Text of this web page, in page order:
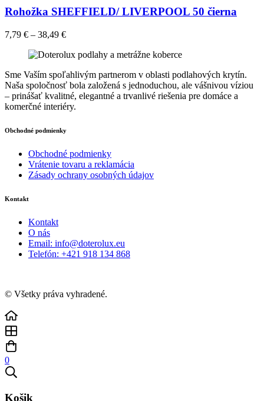
stránke
produktu.
viacero
variantov.
Možnosti
si
môžete
vybrať
na
stránke
produktu.
Rohožka SHEFFIELD/ LIVERPOOL 50 čierna
7,79 € – 38,49 €
Sme Vaším spoľahlivým partnerom v oblasti podlahových krytín.
Naša spoločnosť bola založená s jednoduchou, ale vášnivou víziou
– prinášať kvalitné, elegantné a trvanlivé riešenia pre domáce a
komerčné interiéry.
Obchodné podmienky
Obchodné podmienky
Vrátenie tovaru a reklamácia
Zásady ochrany osobných údajov
Kontakt
Kontakt
O nás
Email: info@doterolux.eu
Telefón: +421 918 134 868
© Všetky práva vyhradené.
0
Košik